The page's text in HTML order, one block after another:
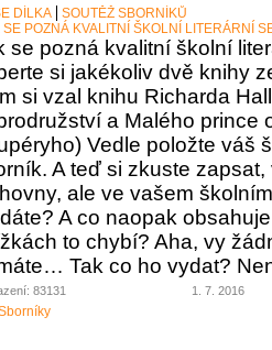
DÍLKA
SOUTĚŽ SBORNÍKŮ
SE POZNÁ KVALITNÍ ŠKOLNÍ LITERÁRNÍ
se pozná kvalitní školní
si jakékoliv dvě knihy
si vzal knihu Richarda
a Malého prince
Vedle položte váš
A teď si zkuste
ale ve vašem
A co naopak
to chybí? Aha, vy
Tak co ho vydat?
83131 1. 7. 2016